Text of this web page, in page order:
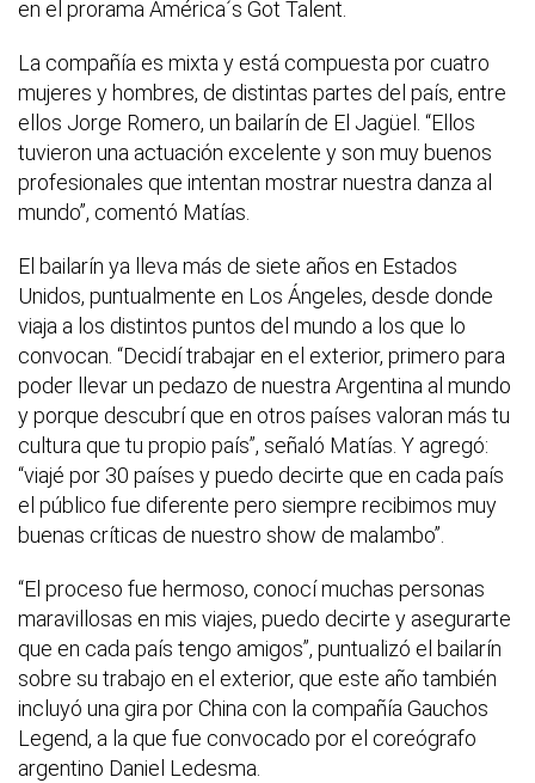
en el prorama América´s Got Talent.
La compañía es mixta y está compuesta por cuatro
mujeres y hombres, de distintas partes del país, entre
ellos Jorge Romero, un bailarín de El Jagüel. “Ellos
tuvieron una actuación excelente y son muy buenos
profesionales que intentan mostrar nuestra danza al
mundo”, comentó Matías.
El bailarín ya lleva más de siete años en Estados
Unidos, puntualmente en Los Ángeles, desde donde
viaja a los distintos puntos del mundo a los que lo
convocan. “Decidí trabajar en el exterior, primero para
poder llevar un pedazo de nuestra Argentina al mundo
y porque descubrí que en otros países valoran más tu
cultura que tu propio país”, señaló Matías. Y agregó:
“viajé por 30 países y puedo decirte que en cada país
el público fue diferente pero siempre recibimos muy
buenas críticas de nuestro show de malambo”.
“El proceso fue hermoso, conocí muchas personas
maravillosas en mis viajes, puedo decirte y asegurarte
que en cada país tengo amigos”, puntualizó el bailarín
sobre su trabajo en el exterior, que este año también
incluyó una gira por China con la compañía Gauchos
Legend, a la que fue convocado por el coreógrafo
argentino Daniel Ledesma.